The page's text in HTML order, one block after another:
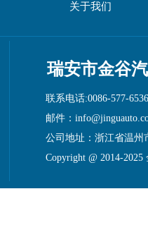
联系电话:0086-577-
邮件：
公司地址：浙江省温
Copyright @ 2014-
关于我们
瑞安市金谷